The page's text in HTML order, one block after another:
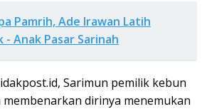
Pamrih, Ade Irawan Latih
- Anak Pasar Sarinah
Sarimun pemilik kebun
dirinya menemukan